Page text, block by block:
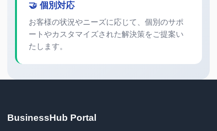
🤝 個別対応
お客様の状況やニーズに応じて、個別のサポ
ートやカスタマイズされた解決策をご提案い
たします。
BusinessHub Portal